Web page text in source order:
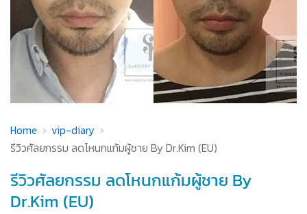
Home
vip-diary
รีวิวศัลยกรรม ลดโหนกแก้มผู้ชาย By Dr.Kim (EU)
รีวิวศัลยกรรม ลดโหนกแก้มผู้ชาย By
Dr.Kim (EU)